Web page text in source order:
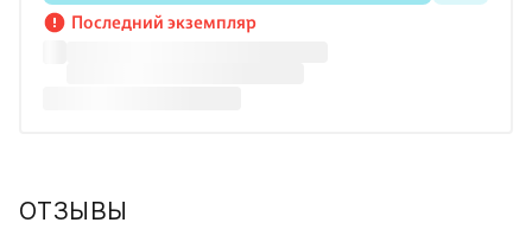
Последний экземпляр
ОТЗЫВЫ